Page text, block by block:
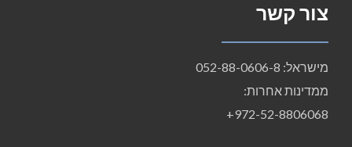
צור קשר
מישראל: 052-88-0606-8
ממדינות אחרות:
972-52-8806068+